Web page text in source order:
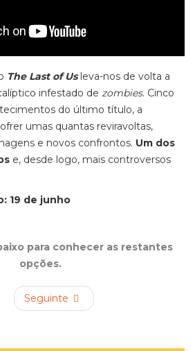
The Last of Us leva-nos de volta a
infestado de zombies. Cinco
do último título, a
umas quantas reviravoltas,
e novos confrontos. Um dos
e, desde logo, mais controversos
19 de junho
para conhecer as restantes
opções.
Seguinte